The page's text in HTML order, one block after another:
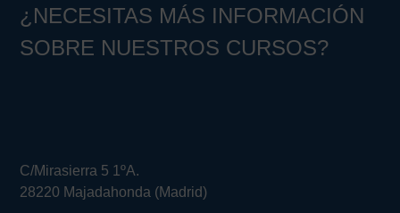
¿NECESITAS MÁS INFORMACIÓN
SOBRE NUESTROS CURSOS?
C/Mirasierra 5 1ºA.
28220 Majadahonda (Madrid)